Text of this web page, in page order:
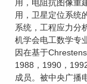
用，电阻抗图像重
用，卫星定位系统
系统，工程应力分
机学会电工数学专
因在基于
1988，1990，
成员。被中央广播